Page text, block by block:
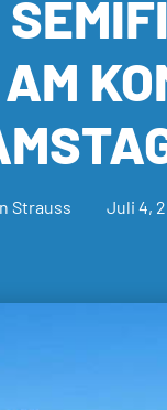
Strauss Juli 4,